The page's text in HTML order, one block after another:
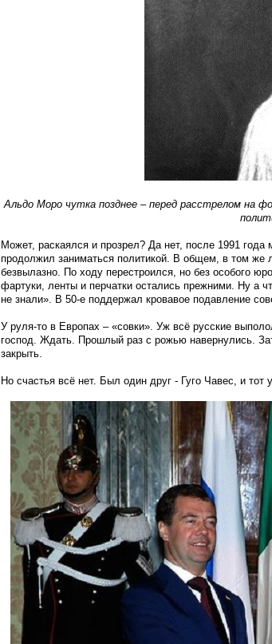
Альдо Моро чутка позднее – перед расстрелом на
Может, раскаялся и прозрел? Да нет, после 1991
продолжил заниматься политикой. В общем, в том же
безвылазно. По ходу перестроился, но без особого
фартуки, ленты и перчатки остались прежними. Ну а
не знали». В 50-е поддержал кровавое подавление
У руля-то в Европах – «совки». Уж всё русские
господ. Ждать. Прошлый раз с рожью навернулись.
закрыть.
Но счастья всё нет. Был один друг - Гуго Чавес, и тот